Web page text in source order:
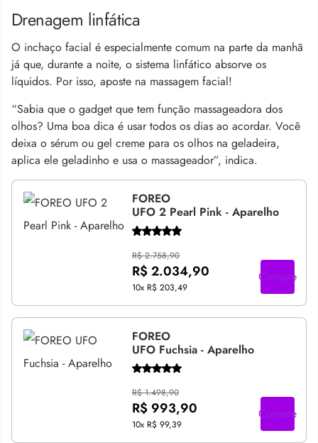
Drenagem linfática
O inchaço facial é especialmente comum na parte da manhã
já que, durante a noite, o sistema linfático absorve os
líquidos. Por isso, aposte na massagem facial!
“Sabia que o gadget que tem função massageadora dos
olhos? Uma boa dica é usar todos os dias ao acordar. Você
deixa o sérum ou gel creme para os olhos na geladeira,
aplica ele geladinho e usa o massageador”, indica.
FOREO
UFO 2 Pearl Pink - Aparelho
R$ 2.758,90
R$ 2.034,90
10x R$ 203,49
Compre
FOREO
UFO Fuchsia - Aparelho
R$ 1.498,90
R$ 993,90
10x R$ 99,39
Compre